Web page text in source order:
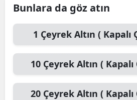
Bunlara da göz atın
1 Çeyrek Altın ( Kapalı
10 Çeyrek Altın ( Kapalı
20 Çeyrek Altın ( Kapalı